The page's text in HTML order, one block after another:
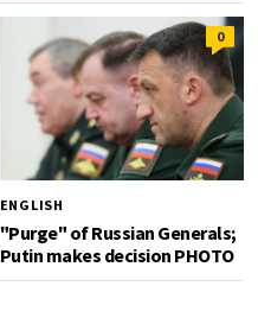
0
ENGLISH
"Purge" of Russian Generals;
Putin makes decision PHOTO